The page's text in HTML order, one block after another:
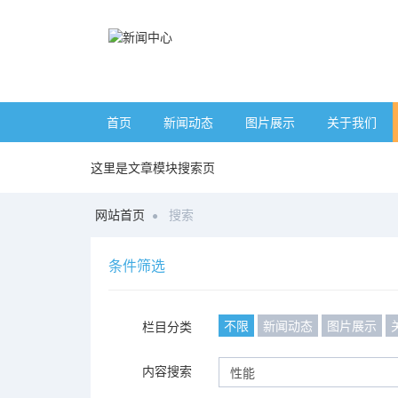
首页 新闻动态 图片展示 关于我们
这里是文章模块搜索页
网站首页 搜索
条件筛选
栏目分类 不限 新闻动态 图片展示
内容搜索